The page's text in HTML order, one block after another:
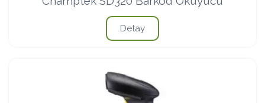
Detay